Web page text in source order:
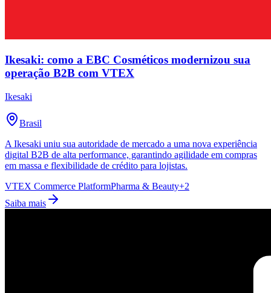
Ikesaki: como a EBC Cosméticos modernizou sua
operação B2B com VTEX
Ikesaki
Brasil
A Ikesaki uniu sua autoridade de mercado a uma nova experiência
digital B2B de alta performance, garantindo agilidade em compras
em massa e flexibilidade de crédito para lojistas.
VTEX Commerce PlatformPharma & Beauty+2
Saiba mais